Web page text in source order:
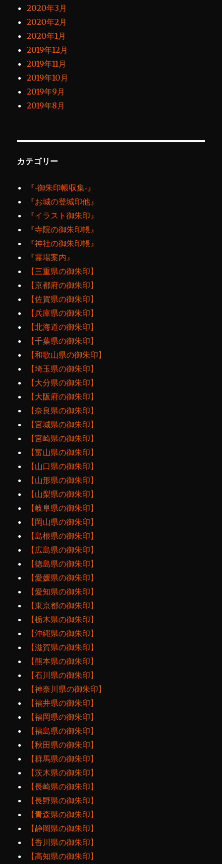
2020年3月
2020年2月
2020年1月
2019年12月
2019年11月
2019年10月
2019年9月
2019年8月
カテゴリー
『‐御朱印帳収集‐』
『お城の登城印他』
『イラスト御朱印』
『寺院の御朱印帳』
『神社の御朱印帳』
『霊場案内』
【三重県の御朱印】
【京都府の御朱印】
【佐賀県の御朱印】
【兵庫県の御朱印】
【北海道の御朱印】
【千葉県の御朱印】
【和歌山県の御朱印】
【埼玉県の御朱印】
【大分県の御朱印】
【大阪府の御朱印】
【奈良県の御朱印】
【宮城県の御朱印】
【宮崎県の御朱印】
【富山県の御朱印】
【山口県の御朱印】
【山形県の御朱印】
【山梨県の御朱印】
【岐阜県の御朱印】
【岡山県の御朱印】
【島根県の御朱印】
【広島県の御朱印】
【徳島県の御朱印】
【愛媛県の御朱印】
【愛知県の御朱印】
【東京都の御朱印】
【栃木県の御朱印】
【沖縄県の御朱印】
【滋賀県の御朱印】
【熊本県の御朱印】
【石川県の御朱印】
【神奈川県の御朱印】
【福井県の御朱印】
【福岡県の御朱印】
【福島県の御朱印】
【秋田県の御朱印】
【群馬県の御朱印】
【茨木県の御朱印】
【長崎県の御朱印】
【長野県の御朱印】
【青森県の御朱印】
【静岡県の御朱印】
【香川県の御朱印】
【高知県の御朱印】